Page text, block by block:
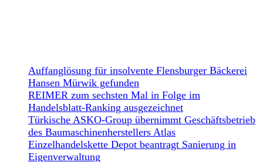
Auffanglösung für insolvente Flensburger Bäckerei
Hansen Mürwik gefunden
REIMER zum sechsten Mal in Folge im
Handelsblatt-Ranking ausgezeichnet
Türkische ASKO-Group übernimmt Geschäftsbetrieb
des Baumaschinenherstellers Atlas
Einzelhandelskette Depot beantragt Sanierung in
Eigenverwaltung